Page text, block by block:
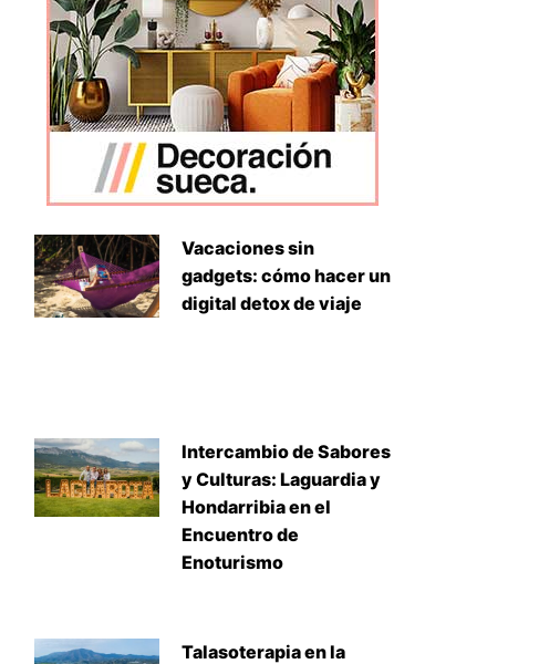
Vacaciones sin
gadgets: cómo hacer un
digital detox de viaje
Intercambio de Sabores
y Culturas: Laguardia y
Hondarribia en el
Encuentro de
Enoturismo
Talasoterapia en la